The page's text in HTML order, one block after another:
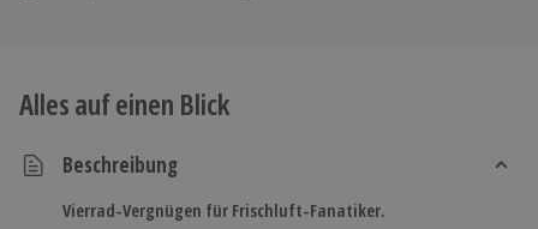
Alles auf einen Blick
Beschreibung
Vierrad-Vergnügen für Frischluft-Fanatiker.